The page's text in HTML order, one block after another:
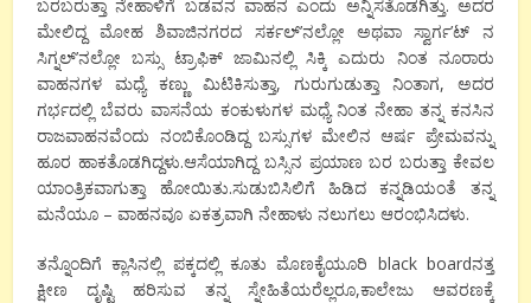
ಬರಬರುತ್ತಾ ನೇಹಾಳಿಗೆ ಬಡವನ ವಾಹನ ಎಂದು ಅನ್ನಿಸತೊಡಗಿತ್ತು. ಅದರ
ಮೇಲಿದ್ದ ಮೋಹ ಶಿವಾಜಿನಗರದ ಸರ್ಕಲ್’ನಲ್ಲೋ ಅಥವಾ ಸ್ವಾರ್ಗ’ಟ್ ನ
ಸಿಗ್ನಲ್’ನಲ್ಲೋ ಬಸ್ಸು ಟ್ರಾಫಿಕ್ ಜಾಮಿನಲ್ಲಿ ಸಿಕ್ಕಿ ಎದುರು ನಿಂತ ನೂರಾರು
ವಾಹನಗಳ ಮಧ್ಯೆ ಕಣ್ಣು ಮಿಟಿಕಿಸುತ್ತಾ, ಗುರುಗುಡುತ್ತಾ ನಿಂತಾಗ, ಅದರ
ಗರ್ಭದಲ್ಲಿ ಬೆವರು ವಾಸನೆಯ ಕಂಕುಳುಗಳ ಮಧ್ಯೆ ನಿಂತ ನೇಹಾ ತನ್ನ ಕನಸಿನ
ರಾಜವಾಹನವೆಂದು ನಂಬಿಕೊಂಡಿದ್ದ ಬಸ್ಸುಗಳ ಮೇಲಿನ ಆರ್ಷ ಪ್ರೇಮವನ್ನು
ಹೂರ ಹಾಕತೊಡಗಿದ್ದಳು.ಆಸೆಯಾಗಿದ್ದ ಬಸ್ಸಿನ ಪ್ರಯಾಣ ಬರ ಬರುತ್ತಾ ಕೇವಲ
ಯಾಂತ್ರಿಕವಾಗುತ್ತಾ ಹೋಯಿತು.ಸುಡುಬಿಸಿಲಿಗೆ ಹಿಡಿದ ಕನ್ನಡಿಯಂತೆ ತನ್ನ
ಮನೆಯೂ – ವಾಹನವೂ ಏಕತ್ರವಾಗಿ ನೇಹಾಳು ನಲುಗಲು ಆರಂಭಿಸಿದಳು.
ತನ್ನೊಂದಿಗೆ ಕ್ಲಾಸಿನಲ್ಲಿ ಪಕ್ಕದಲ್ಲಿ ಕೂತು ಮೊಣಕೈಯೂರಿ black boardನತ್ತ
ಕ್ಷೀಣ ದೃಷ್ಟಿ ಹರಿಸುವ ತನ್ನ ಸ್ನೇಹಿತೆಯರೆಲ್ಲರೂ,ಕಾಲೇಜು ಆವರಣಕ್ಕೆ